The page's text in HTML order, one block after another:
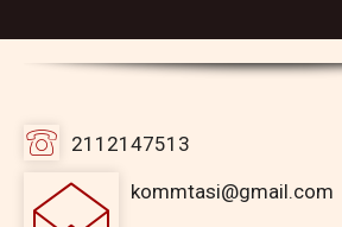
2112147513
kommtasi@gmail.com